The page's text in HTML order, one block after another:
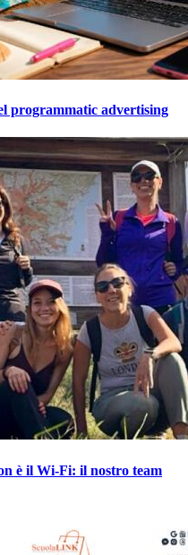
programmatic advertising
è il Wi-Fi: il nostro team